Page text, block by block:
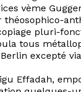
vème
théosophico-
pluri-
tous
excepté
Effadah,